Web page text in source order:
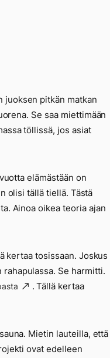
juoksen pitkän matkan
Se saa miettimään
töllissä, jos asiat
elämästään on
olisi tällä tiellä. Tästä
Ainoa oikea teoria ajan
kertaa tosissaan. Joskus
Se harmitti.
. Tällä kertaa
Mietin lauteilla, että
ovat edelleen